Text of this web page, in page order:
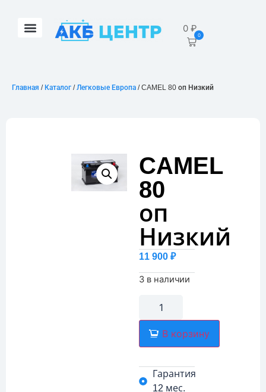
0₽
0
Главная / Каталог /Легковые Европа / CAMEL 80 оп Низкий
CAMEL
80
оп
Низкий
11 900 ₽
3 в наличии
В корзину
Гарантия
12 мес.